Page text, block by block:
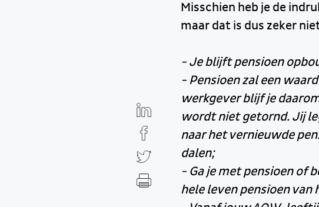
Misschien heb je de
maar dat is dus zeker
- Je blijft pensioen
- Pensioen zal een
werkgever blijf je
wordt niet getornd. Jij
naar het vernieuwde
dalen;
- Ga je met pensioen of
hele leven pensioen van